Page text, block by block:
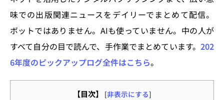
o
n
y o
o
k
s
味での出版関連ニュースをデイリーでまとめて配信。
ボットではありません。AIも使っていません。中の人が
すべて自分の目で読んで、手作業でまとめています。 202
6年度のピックアップログ全件はこちら。
【目次】 [非表示にする]